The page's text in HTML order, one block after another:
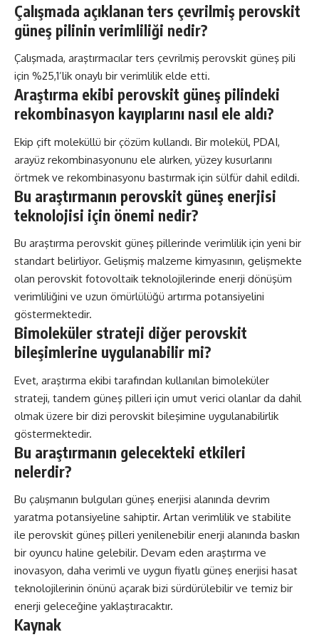
Çalışmada açıklanan ters çevrilmiş perovskit
güneş pilinin verimliliği nedir?
Çalışmada, araştırmacılar ters çevrilmiş perovskit güneş pili
için %25,1’lik onaylı bir verimlilik elde etti.
Araştırma ekibi perovskit güneş pilindeki
rekombinasyon kayıplarını nasıl ele aldı?
Ekip çift moleküllü bir çözüm kullandı. Bir molekül, PDAI,
arayüz rekombinasyonunu ele alırken, yüzey kusurlarını
örtmek ve rekombinasyonu bastırmak için sülfür dahil edildi.
Bu araştırmanın perovskit güneş enerjisi
teknolojisi için önemi nedir?
Bu araştırma perovskit güneş pillerinde verimlilik için yeni bir
standart belirliyor. Gelişmiş malzeme kimyasının, gelişmekte
olan perovskit fotovoltaik teknolojilerinde enerji dönüşüm
verimliliğini ve uzun ömürlülüğü artırma potansiyelini
göstermektedir.
Bimoleküler strateji diğer perovskit
bileşimlerine uygulanabilir mi?
Evet, araştırma ekibi tarafından kullanılan bimoleküler
strateji, tandem güneş pilleri için umut verici olanlar da dahil
olmak üzere bir dizi perovskit bileşimine uygulanabilirlik
göstermektedir.
Bu araştırmanın gelecekteki etkileri
nelerdir?
Bu çalışmanın bulguları güneş enerjisi alanında devrim
yaratma potansiyeline sahiptir. Artan verimlilik ve stabilite
ile perovskit güneş pilleri yenilenebilir enerji alanında baskın
bir oyuncu haline gelebilir. Devam eden araştırma ve
inovasyon, daha verimli ve uygun fiyatlı güneş enerjisi hasat
teknolojilerinin önünü açarak bizi sürdürülebilir ve temiz bir
enerji geleceğine yaklaştıracaktır.
Kaynak